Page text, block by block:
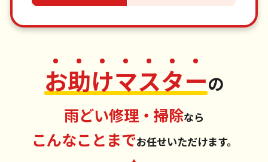
お助けマスターの
雨どい修理・掃除なら
こんなことまでお任せいただけます。